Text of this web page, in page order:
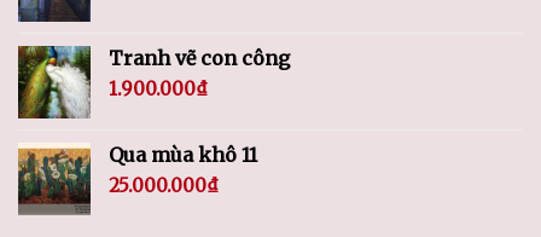
Tranh vẽ con công
1.900.000₫
Qua mùa khô 11
25.000.000₫